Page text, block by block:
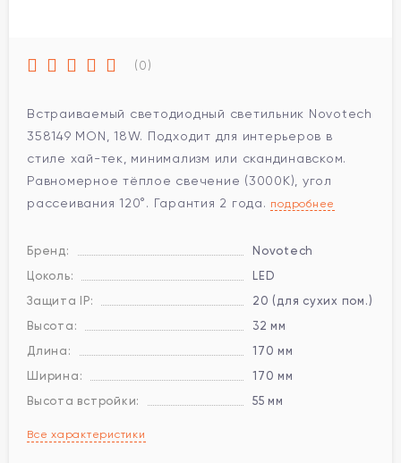
(0)
Встраиваемый светодиодный светильник Novotech
358149 MON, 18W. Подходит для интерьеров в
стиле хай-тек, минимализм или скандинавском.
Равномерное тёплое свечение (3000K), угол
рассеивания 120°. Гарантия 2 года. подробнее
Бренд:
Novotech
Цоколь:
LED
Защита IP:
20 (для сухих пом.)
Высота:
32 мм
Длина:
170 мм
Ширина:
170 мм
Высота встройки:
55 мм
Все характеристики